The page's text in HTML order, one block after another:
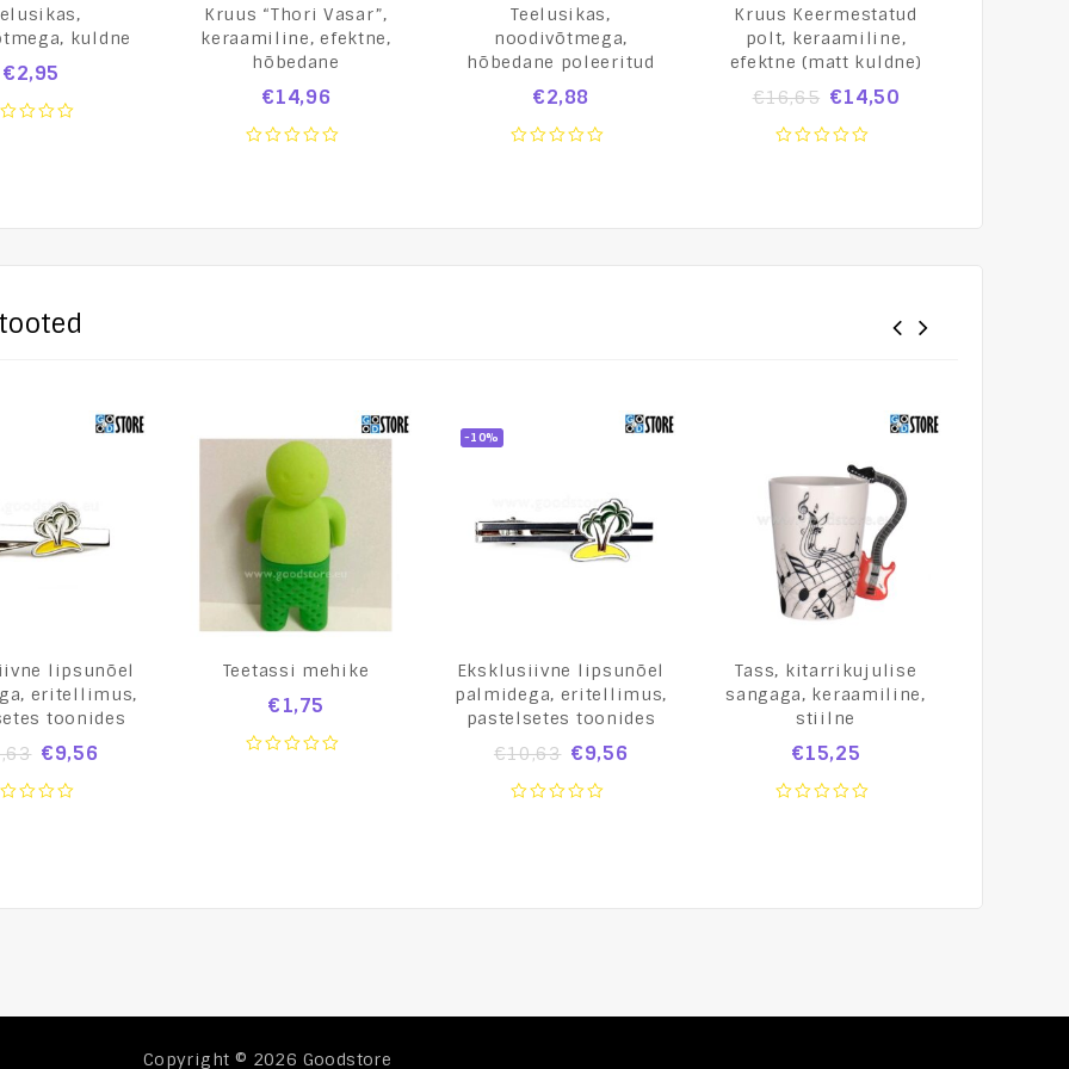
kuldne
€2,95
Kruus “Thori Vasar”,
keraamiline, efektne,
hõbedane
€14,96
Teelusikas,
noodivõtmega,
hõbedane poleeritud
€2,88
Kruus Keermestatud
polt, keraamiline,
efektne (matt kuldne)
€16,65 €14,50
lipsunõel
eritellimus,
toonides
€9,56
Teetassi mehike
€1,75
-10%
Eksklusiivne lipsunõel
palmidega, eritellimus,
pastelsetes toonides
€10,63 €9,56
Tass, kitarrikujulise
sangaga, keraamiline,
stiilne
€15,25
Copyright © 2026 Goodstore